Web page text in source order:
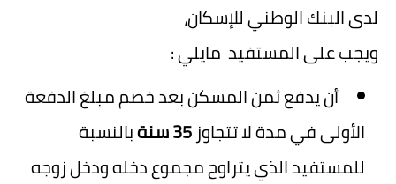
لدى البنك الوطني للإسكان،
ويجب على المستفيد مايلي :
أن يدفع ثمن المسكن بعد خصم مبلغ الدفعة
الأولى في مدة لا تتجاوز35 سنة
بالنسبة
للمستفيد الذي يتراوح مجموع دخله ودخل زوجه